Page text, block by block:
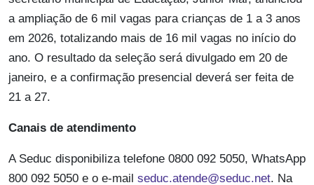
a ampliação de 6 mil vagas para crianças de 1 a 3 anos
em 2026, totalizando mais de 16 mil vagas no início do
ano. O resultado da seleção será divulgado em 20 de
janeiro, e a confirmação presencial deverá ser feita de
21 a 27.
Canais de atendimento
A Seduc disponibiliza telefone 0800 092 5050, WhatsApp
800 092 5050 e o e-mail seduc.atende@seduc.net. Na